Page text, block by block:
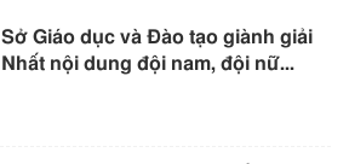
Sở Giáo dục và Đào tạo giành giải
Nhất nội dung đội nam, đội nữ...